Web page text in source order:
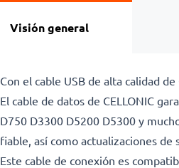
Visión general
Con el cable USB de alta calidad
El cable de datos de CELLONIC
D750 D3300 D5200 D5300 y
fiable, así como actualizaciones
Este cable de conexión es